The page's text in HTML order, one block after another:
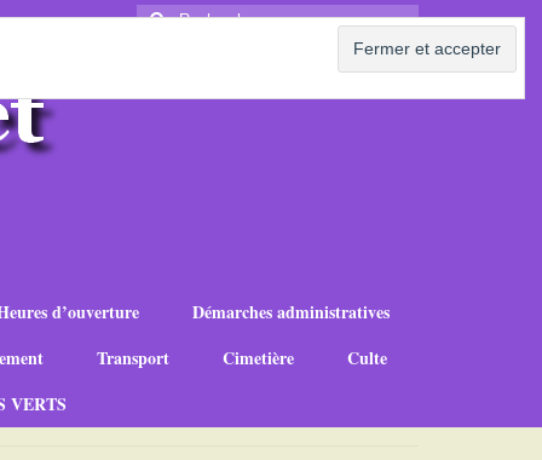
Rechercher
d’ouverture
Démarches administratives
Transport Cimetière
Culte
VERTS